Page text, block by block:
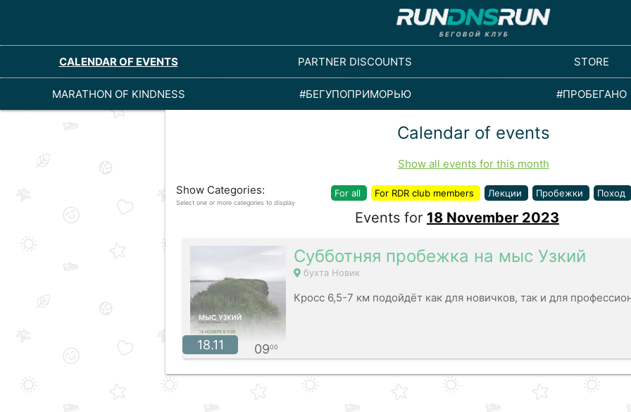
CALENDAR OF EVENTS PARTNER DISCOUNTS STORE
MARATHON OF KINDNESS #БЕГУПОПРИМОРЬЮ #ПРОБЕГАНО
Calendar of events
Show all events for this month
Show Categories:
Select one or more categories to display
For all For RDR club members Лекции Пробежки Поход
Events for 18 November 2023
18.11 0900
Субботняя пробежка на мыс Узкий
бухта Новик
Кросс 6,5-7 км подойдёт как для новичков, так и для